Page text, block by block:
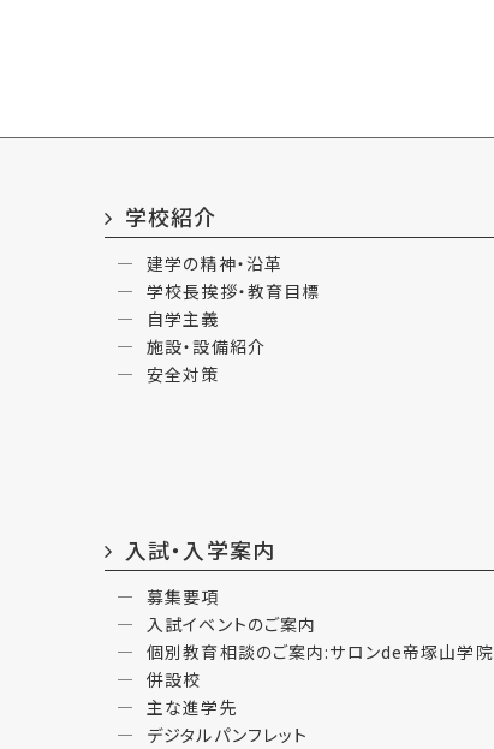
学校紹介
建学の精神・沿革
学校長挨拶・教育目標
自学主義
施設・設備紹介
安全対策
入試・入学案内
募集要項
入試イベントのご案内
個別教育相談のご案内:サロンde帝塚山学院
併設校
主な進学先
デジタルパンフレット